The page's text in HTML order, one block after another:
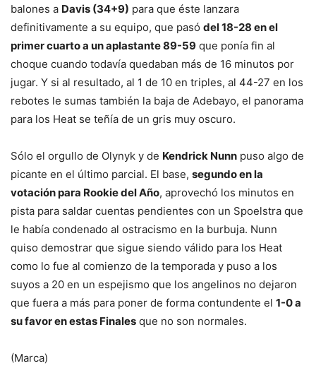
balones a Davis (34+9) para que éste lanzara
definitivamente a su equipo, que pasó del 18-28 en el
primer cuarto a un aplastante 89-59 que ponía fin al
choque cuando todavía quedaban más de 16 minutos por
jugar. Y si al resultado, al 1 de 10 en triples, al 44-27 en los
rebotes le sumas también la baja de Adebayo, el panorama
para los Heat se teñía de un gris muy oscuro.
Sólo el orgullo de Olynyk y de Kendrick Nunn puso algo de
picante en el último parcial. El base, segundo en la
votación para Rookie del Año, aprovechó los minutos en
pista para saldar cuentas pendientes con un Spoelstra que
le había condenado al ostracismo en la burbuja. Nunn
quiso demostrar que sigue siendo válido para los Heat
como lo fue al comienzo de la temporada y puso a los
suyos a 20 en un espejismo que los angelinos no dejaron
que fuera a más para poner de forma contundente el 1-0 a
su favor en estas Finales que no son normales.
(Marca)